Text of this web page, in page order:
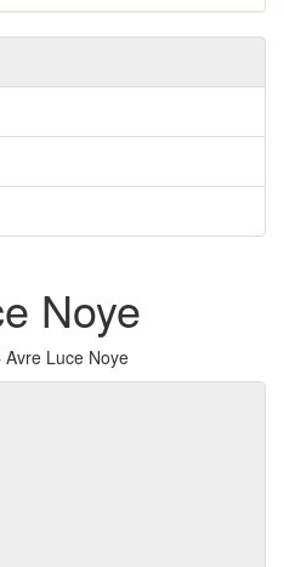
Noye
Luce Noye